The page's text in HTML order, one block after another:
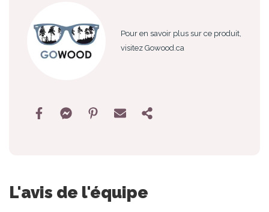
Pour en savoir plus sur ce produit,
visitez Gowood.ca
L'avis de l'équipe